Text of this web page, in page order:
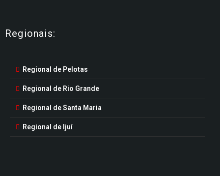
Regionais:
Regional de Pelotas
Regional de Rio Grande
Regional de Santa Maria
Regional de Ijuí